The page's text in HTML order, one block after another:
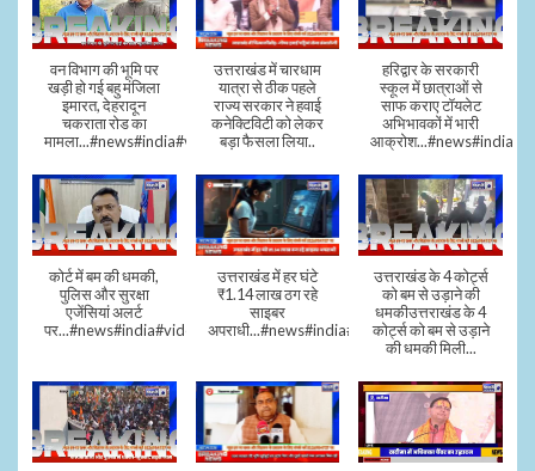
वन विभाग की भूमि पर
खड़ी हो गई बहु मंजिला
इमारत, देहरादून
चकराता रोड का
मामला...#news#india#video
उत्तराखंड में चारधाम
यात्रा से ठीक पहले
राज्य सरकार ने हवाई
कनेक्टिविटी को लेकर
बड़ा फैसला लिया..
हरिद्वार के सरकारी
स्कूल में छात्राओं से
साफ कराए टॉयलेट
अभिभावकों में भारी
आक्रोश...#news#india
कोर्ट में बम की धमकी,
पुलिस और सुरक्षा
एजेंसियां अलर्ट
पर...#news#india#video#viral
उत्तराखंड में हर घंटे
₹1.14 लाख ठग रहे
साइबर
अपराधी...#news#india#video#viral
उत्तराखंड के 4 कोर्ट्स
को बम से उड़ाने की
धमकीउत्तराखंड के 4
कोर्ट्स को बम से उड़ाने
की धमकी मिली...